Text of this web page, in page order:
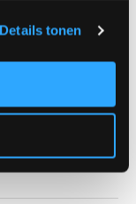
Details tonen